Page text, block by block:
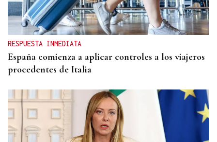
RESPUESTA INMEDIATA
España comienza a aplicar controles a los viajeros
procedentes de Italia